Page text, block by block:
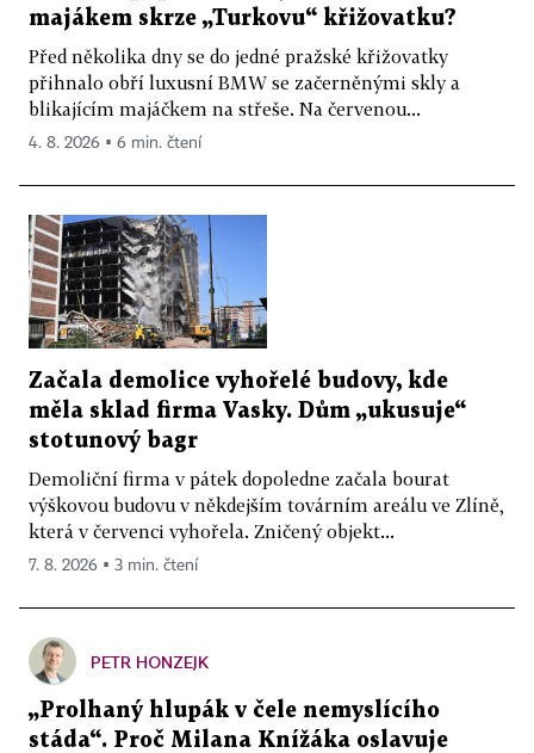
majákem skrze „Turkovu“ křižovatku?
Před několika dny se do jedné pražské křižovatky
přihnalo obří luxusní BMW se začerněnými skly a
blikajícím majáčkem na střeše. Na červenou...
4. 8. 2026 ▪ 6 min. čtení
Začala demolice vyhořelé budovy, kde
měla sklad firma Vasky. Dům „ukusuje“
stotunový bagr
Demoliční firma v pátek dopoledne začala bourat
výškovou budovu v někdejším továrním areálu ve Zlíně,
která v červenci vyhořela. Zničený objekt...
7. 8. 2026 ▪ 3 min. čtení
PETR HONZEJK
„Prolhaný hlupák v čele nemyslícího
stáda“. Proč Milana Knížáka oslavuje